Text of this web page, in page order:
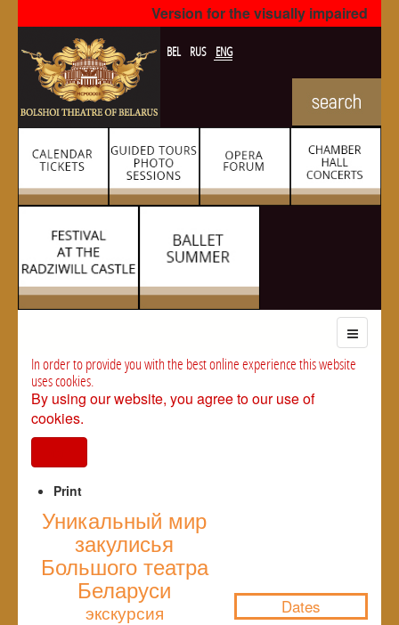
Version for the visually impaired
BEL RUS ENG
In order to provide you with the best online experience this website
uses cookies.
By using our website, you agree to our use of
cookies.
Print
Уникальный мир
закулисья
Большого театра
Беларуси
экскурсия Dates